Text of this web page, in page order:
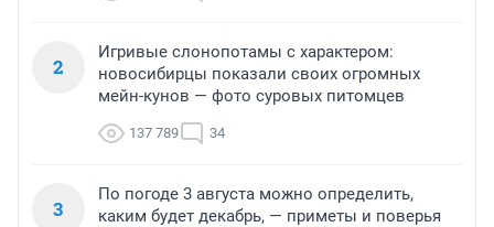
2
Игривые слонопотамы с характером:
новосибирцы показали своих огромных
мейн-кунов — фото суровых питомцев
137 789 34
3
По погоде 3 августа можно определить,
каким будет декабрь, — приметы и поверья